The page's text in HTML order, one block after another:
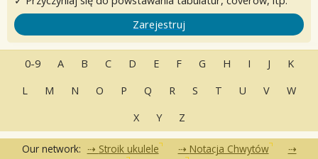
Zarejestruj
0-9 A B C D E F G H I J
K
L
M N O P Q R S T U V
W
X
Y Z
Our network: Stroik ukulele
Notacja Chwytów